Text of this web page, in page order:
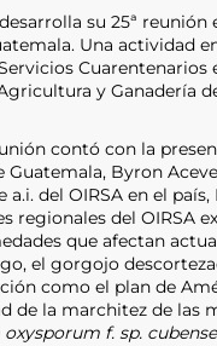
su 25ª
Una actividad
y Ganadería
contó con la
Byron
del OIRSA en el
regionales del OIRSA
que afectan
el gorgojo
como el plan de
de la marchitez de las
f. sp. cubense